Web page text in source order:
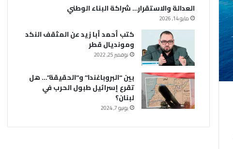
العدالة والاستقرار… شراكة البناء الوطني
مايو 14, 2026
كتب أحمد أبا زيد عن المثقف النكد
ومونديال قطر
نوفمبر 25, 2022
بين “البروباغندا” و”الحقيقة”… هل
تقرع إسرائيل طبول الحرب في
لبنان؟
يونيو 7, 2024